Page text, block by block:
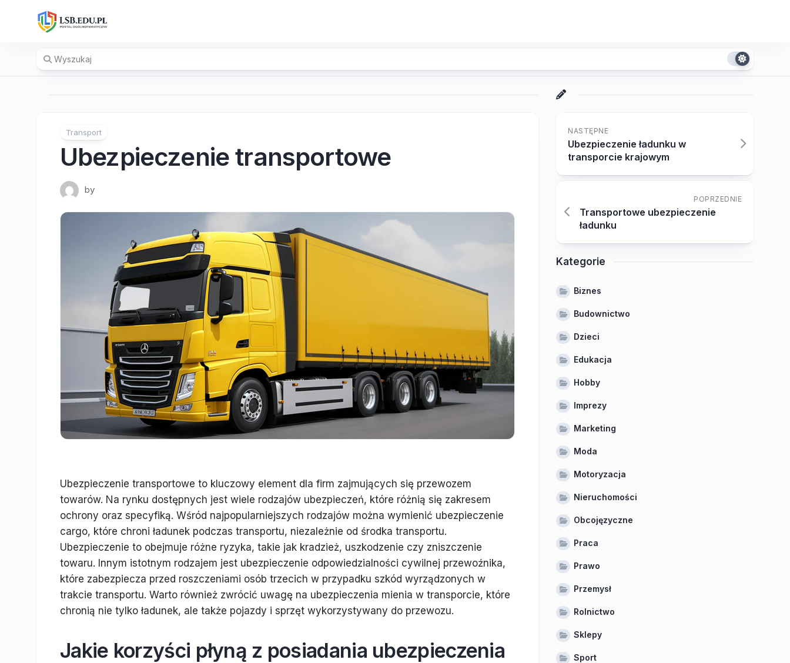
Transport
Ubezpieczenie transportowe
by
Ubezpieczenie transportowe to kluczowy element dla firm zajmujących się przewozem
towarów. Na rynku dostępnych jest wiele rodzajów ubezpieczeń, które różnią się zakresem
ochrony oraz specyfiką. Wśród najpopularniejszych rodzajów można wymienić ubezpieczenie
cargo, które chroni ładunek podczas transportu, niezależnie od środka transportu.
Ubezpieczenie to obejmuje różne ryzyka, takie jak kradzież, uszkodzenie czy zniszczenie
towaru. Innym istotnym rodzajem jest ubezpieczenie odpowiedzialności cywilnej przewoźnika,
które zabezpiecza przed roszczeniami osób trzecich w przypadku szkód wyrządzonych w
trakcie transportu. Warto również zwrócić uwagę na ubezpieczenia mienia w transporcie, które
chronią nie tylko ładunek, ale także pojazdy i sprzęt wykorzystywany do przewozu.
Jakie korzyści płyną z posiadania ubezpieczenia
NASTĘPNE
Ubezpieczenie ładunku w
transporcie krajowym
POPRZEDNIE
Transportowe ubezpieczenie
ładunku
Kategorie
Biznes
Budownictwo
Dzieci
Edukacja
Hobby
Imprezy
Marketing
Moda
Motoryzacja
Nieruchomości
Obcojęzyczne
Praca
Prawo
Przemysł
Rolnictwo
Sklepy
Sport